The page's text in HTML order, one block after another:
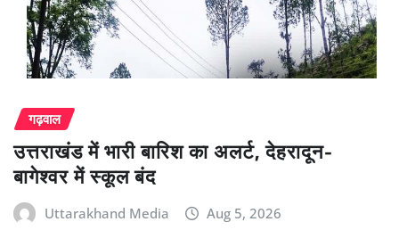
गढ़वाल
उत्तराखंड में भारी बारिश का अलर्ट, देहरादून-
बागेश्वर में स्कूल बंद
Uttarakhand Media Aug 5, 2026